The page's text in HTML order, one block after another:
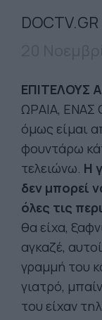
DOCTV.GR
ΕΠΙΤΕΛΟΥΣ
ΩΡΑΙΑ,
όμως είμαι
φουντάρω
τελειώνω. Η
δεν μπορεί
όλες τις
θα είχα,
αγκαζέ,
γραμμή του
γιατρό,
του είχαν